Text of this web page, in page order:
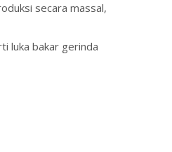
secara massal,
luka bakar gerinda